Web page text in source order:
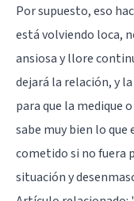
Por supuesto, eso
está volviendo loca,
ansiosa y llore
dejará la relación, y
para que la medique
sabe muy bien lo que
cometido si no fuera
situación y